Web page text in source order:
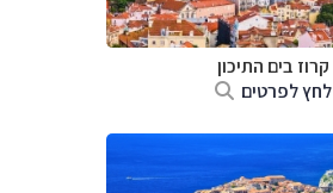
קרוז בים התיכון
לחץ לפרטים